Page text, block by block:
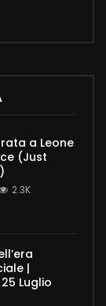
a Leone
(Just
2.3K
|
Luglio